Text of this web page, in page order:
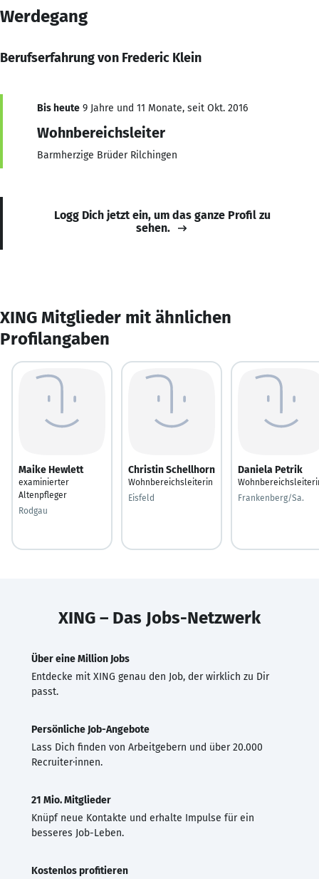
Werdegang
Berufserfahrung von Frederic Klein
Bis heute 9 Jahre und 11 Monate, seit Okt. 2016
Wohnbereichsleiter
Barmherzige Brüder Rilchingen
Logg Dich jetzt ein, um das ganze Profil zu
sehen.
XING Mitglieder mit ähnlichen
Profilangaben
Maike Hewlett
examinierter
Altenpfleger
Rodgau
Christin Schellhorn
Wohnbereichsleiterin
Eisfeld
Daniela Petrik
Frankenberg/Sa.
XING – Das Jobs-Netzwerk
Über eine Million Jobs
Entdecke mit XING genau den Job, der wirklich zu Dir
passt.
Persönliche Job-Angebote
Lass Dich finden von Arbeitgebern und über 20.000
Recruiter·innen.
21 Mio. Mitglieder
Knüpf neue Kontakte und erhalte Impulse für ein
besseres Job-Leben.
Kostenlos profitieren